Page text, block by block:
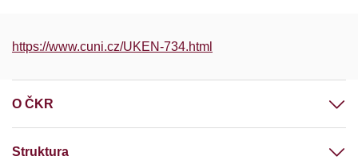
https://www.cuni.cz/UKEN-734.html
O ČKR
Struktura